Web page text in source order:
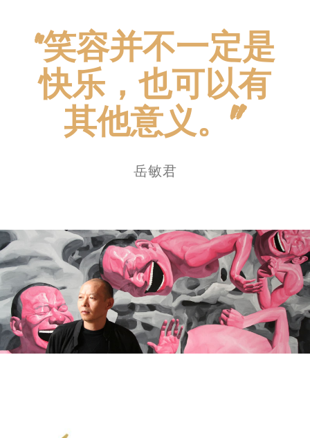
“笑容并不一定是
快乐，也可以有
其他意义。”
岳敏君